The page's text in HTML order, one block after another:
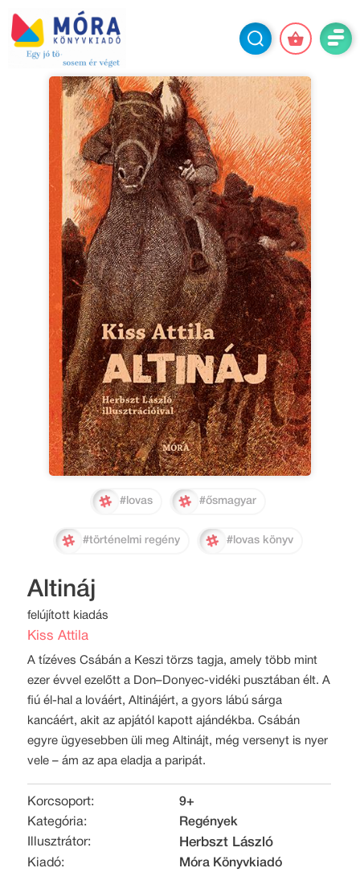
#lovas #ősmagyar
#történelmi regény #lovas könyv
Altináj
felújított kiadás
Kiss Attila
A tízéves Csábán a Keszi törzs tagja, amely több mint
ezer évvel ezelőtt a Don–Donyec-vidéki pusztában élt. A
fiú él-hal a lováért, Altinájért, a gyors lábú sárga
kancáért, akit az apjától kapott ajándékba. Csábán
egyre ügyesebben üli meg Altinájt, még versenyt is nyer
vele – ám az apa eladja a paripát.
Korcsoport:
9+
Kategória:
Regények
Illusztrátor:
Herbszt László
Kiadó:
Móra Könyvkiadó